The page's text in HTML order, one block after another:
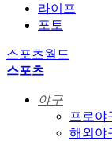
라이프
포토
스포츠월드
스포츠
야구
프로야
해외야